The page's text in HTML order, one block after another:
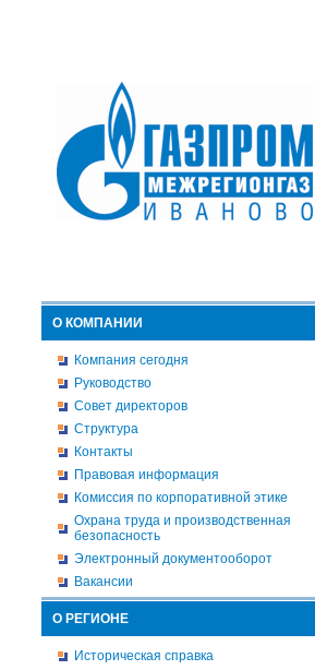
О КОМПАНИИ
Компания сегодня
Руководство
Совет директоров
Структура
Контакты
Правовая информация
Комиссия по корпоративной этике
Охрана труда и производственная
безопасность
Электронный документооборот
Вакансии
О РЕГИОНЕ
Историческая справка